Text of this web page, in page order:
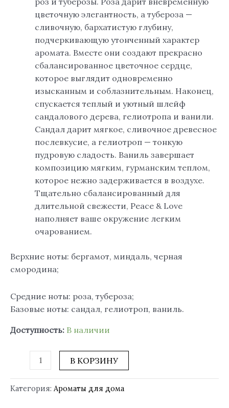
цветочную элегантность, а тубероза —
сливочную, бархатистую глубину,
подчеркивающую утонченный характер
аромата. Вместе они создают прекрасно
сбалансированное цветочное сердце,
которое выглядит одновременно
изысканным и соблазнительным. Наконец,
спускается теплый и уютный шлейф
сандалового дерева, гелиотропа и ванили.
Сандал дарит мягкое, сливочное древесное
послевкусие, а гелиотроп — тонкую
пудровую сладость. Ваниль завершает
композицию мягким, гурманским теплом,
которое нежно задерживается в воздухе.
Тщательно сбалансированный для
длительной свежести, Peace & Love
наполняет ваше окружение легким
очарованием.
Верхние ноты: бергамот, миндаль, черная
смородина;
Средние ноты: роза, тубероза;
Базовые ноты: сандал, гелиотроп, ваниль.
Доступность: В наличии
В КОРЗИНУ
Категория: Ароматы для дома